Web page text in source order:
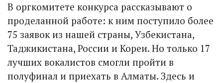
В оргкомитете конкурса рассказывают о
проделанной работе: к ним поступило более
75 заявок из нашей страны, Узбекистана,
Таджикистана, России и Кореи. Но только 17
лучших вокалистов смогли пройти в
полуфинал и приехать в Алматы. Здесь и